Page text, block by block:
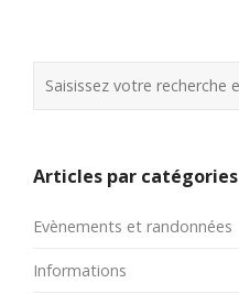
Articles par catégories
Evènements et randonnées
Informations